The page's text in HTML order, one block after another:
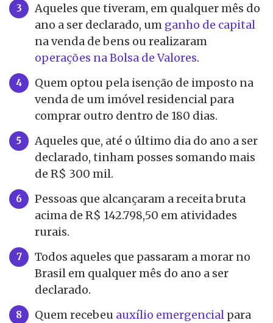
Aqueles que tiveram, em qualquer mês do
ano a ser declarado, um ganho de capital
na venda de bens ou realizaram
operações na Bolsa de Valores.
Quem optou pela isenção de imposto na
venda de um imóvel residencial para
comprar outro dentro de 180 dias.
Aqueles que, até o último dia do ano a ser
declarado, tinham posses somando mais
de R$ 300 mil.
Pessoas que alcançaram a receita bruta
acima de R$ 142.798,50 em atividades
rurais.
Todos aqueles que passaram a morar no
Brasil em qualquer mês do ano a ser
declarado.
Quem recebeu auxílio emergencial para